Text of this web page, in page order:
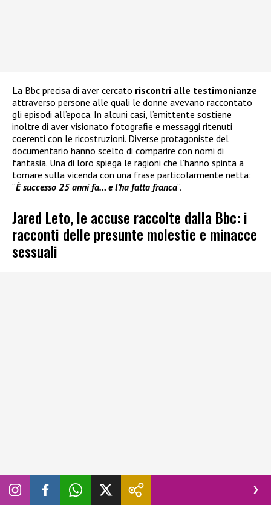
La Bbc precisa di aver cercato riscontri alle testimonianze
attraverso persone alle quali le donne avevano raccontato
gli episodi all’epoca. In alcuni casi, l’emittente sostiene
inoltre di aver visionato fotografie e messaggi ritenuti
coerenti con le ricostruzioni. Diverse protagoniste del
documentario hanno scelto di comparire con nomi di
fantasia. Una di loro spiega le ragioni che l’hanno spinta a
tornare sulla vicenda con una frase particolarmente netta:
“È successo 25 anni fa… e l’ha fatta franca“.
Jared Leto, le accuse raccolte dalla Bbc: i
racconti delle presunte molestie e minacce
sessuali